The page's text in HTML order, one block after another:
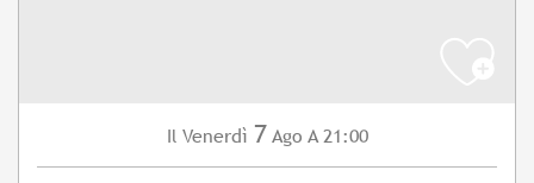
Il Venerdì 7 Ago A 21:00